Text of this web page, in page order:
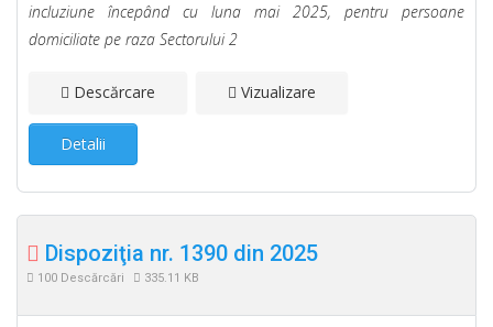
incluziune începând cu luna mai 2025, pentru persoane
domiciliate pe raza Sectorului 2
Descărcare Vizualizare
Detalii
Dispoziţia nr. 1390 din 2025
100 Descărcări 335.11 KB